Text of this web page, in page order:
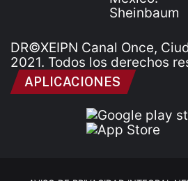
DR©XEIPN Canal Once,
2021. Todos los derechos
APLICACIONES